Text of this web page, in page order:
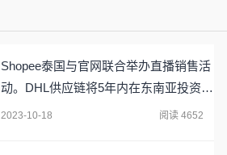
Shopee泰国与官网联合举办直播销售活
动。DHL供应链将5年内在东南亚投资
3.5亿欧元。74.4%巴西消费者在这些平
2023-10-18 阅读 4652